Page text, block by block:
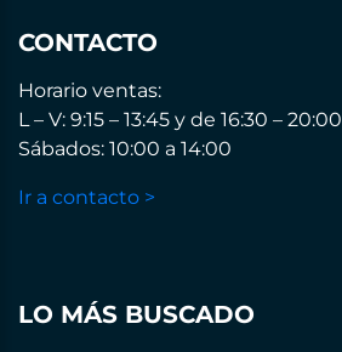
CONTACTO
Horario ventas:
L – V: 9:15 – 13:45 y de 16:30 – 20:00
Sábados: 10:00 a 14:00
Ir a contacto >
LO MÁS BUSCADO